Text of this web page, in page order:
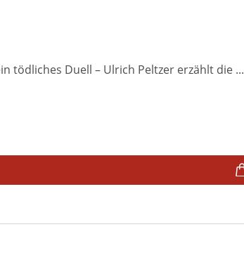
tödliches Duell – Ulrich Peltzer erzählt die ...